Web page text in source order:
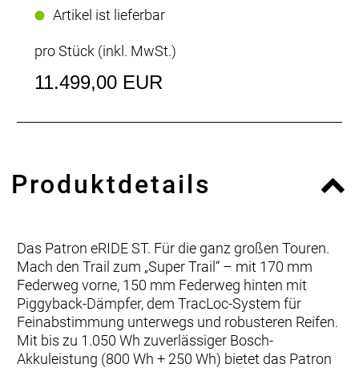
Artikel ist lieferbar
pro Stück (inkl. MwSt.)
11.499,00 EUR
Produktdetails
Das Patron eRIDE ST. Für die ganz großen Touren.
Mach den Trail zum „Super Trail“ – mit 170 mm
Federweg vorne, 150 mm Federweg hinten mit
Piggyback-Dämpfer, dem TracLoc-System für
Feinabstimmung unterwegs und robusteren Reifen.
Mit bis zu 1.050 Wh zuverlässiger Bosch-
Akkuleistung (800 Wh + 250 Wh) bietet das Patron